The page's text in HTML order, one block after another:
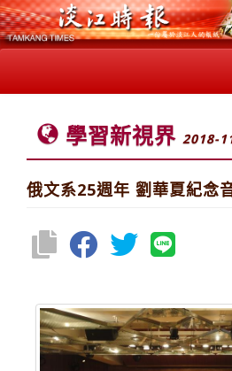
學習新視界 2018-
俄文系25週年 劉華夏紀念